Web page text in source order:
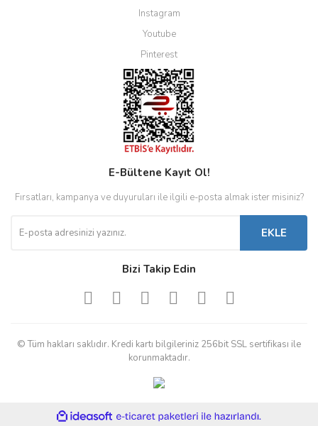
Instagram
Youtube
Pinterest
E-Bültene Kayıt Ol!
Fırsatları, kampanya ve duyuruları ile ilgili e-posta almak ister misiniz?
EKLE
Bizi Takip Edin
© Tüm hakları saklıdır. Kredi kartı bilgileriniz 256bit SSL sertifikası ile
korunmaktadır.
ideasoft
e-